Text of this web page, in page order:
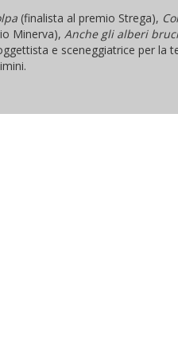
(finalista al premio Strega),
Minerva), Anche gli alberi
e sceneggiatrice per la